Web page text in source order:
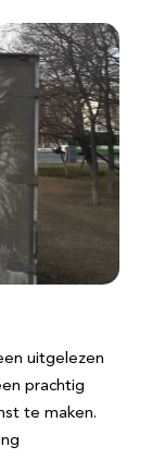
uitgelezen
prachtig
te maken.